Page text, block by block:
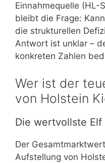
Einnahmequelle (HL-
bleibt die Frage:
die strukturellen
Antwort ist unklar –
konkreten Zahlen
Wer ist der
von Holstein
Die wertvollste
Der
Aufstellung von